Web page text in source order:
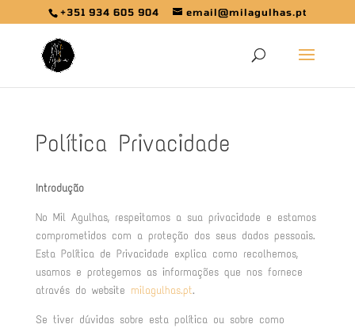
+351 934 605 904 email@milagulhas.pt
Política Privacidade
Introdução
No Mil Agulhas, respeitamos a sua privacidade e estamos
comprometidos com a proteção dos seus dados pessoais.
Esta Política de Privacidade explica como recolhemos,
usamos e protegemos as informações que nos fornece
através do website milagulhas.pt.
Se tiver dúvidas sobre esta política ou sobre como